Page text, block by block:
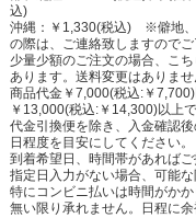
込)
沖縄：￥1,330(税込) ※僻地、
の際は、ご連絡致しますのでご
少量少額のご注文の場合、こ
あります。送料変更はありま
商品代金￥7,000(税込:￥
￥13,000(税込:￥14,300)以上
代金引換便を除き、入金確認
日程度を目安にしてください。
到着希望日、時間帯があれば
指定日入力がない場合、可能な
特にコンビニ払いは時間がか
無い限り承れません。日程に